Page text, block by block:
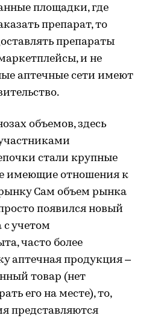
площадки, где
препарат, то
препараты
и не
аптечные сети имеют
объемов, здесь
стали крупные
имеющие отношения к
Сам объем рынка
появился новый
с учетом
часто более
аптечная продукция –
товар (нет
его на месте), то,
представляются